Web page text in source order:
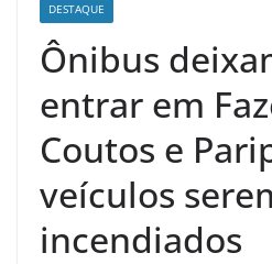
DESTAQUE
Ônibus
entrar em
Coutos e
veículos
incendiados